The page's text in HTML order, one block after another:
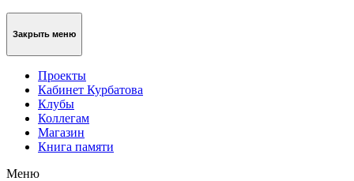
Закрыть меню
Проекты
Кабинет Курбатова
Клубы
Коллегам
Магазин
Книга памяти
Меню